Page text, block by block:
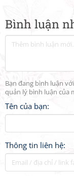
Bình luận
Bạn đang bình luận
quản lý bình luận của
Tên của bạn:
Thông tin liên hệ: